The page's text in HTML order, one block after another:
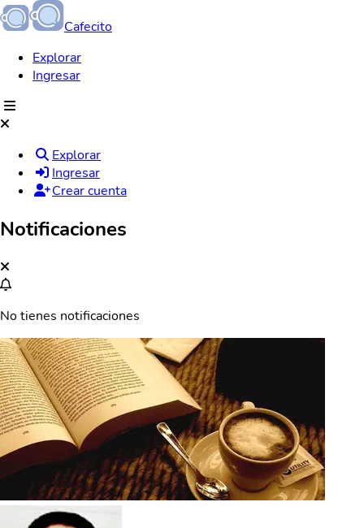
Cafecito
Explorar
Ingresar
Explorar
Ingresar
Crear cuenta
Notificaciones
No tienes notificaciones